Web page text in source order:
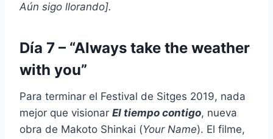
Aún sigo llorando].
Día 7 – “Always take the weather
with you”
Para terminar el Festival de Sitges 2019, nada
mejor que visionar El tiempo contigo, nueva
obra de Makoto Shinkai (Your Name). El filme,